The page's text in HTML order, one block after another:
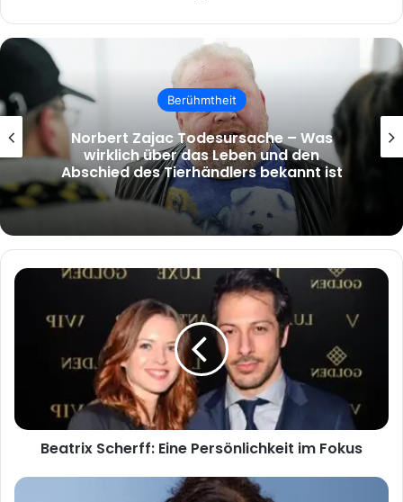
Berühmtheit
tinta knef krankheit – Wahrheit,
Verwechslung und die Hintergründe des
Suchbegriffs
Beatrix
Persönlichkeit
Beatrix Scherff: Eine Persönlichkeit im Fokus
Julia